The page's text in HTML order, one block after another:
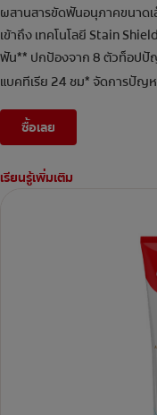
ผสานสารขัดฟันอนุภาคขนาด
เข้าถึง เทคโนโลยี Stain
ฟัน** ปกป้องจาก 8 ตัวท็อปปั
แบคทีเรีย 24 ชม* จัดการปัญ
ซื้อเลย
เรียนรู้เพิ่มเติม